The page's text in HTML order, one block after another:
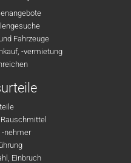
Fahrzeuge
-vermietung
-nehmer
Einbruch